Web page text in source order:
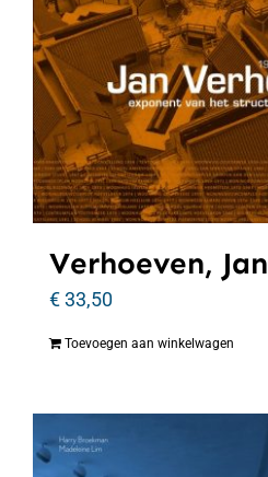
Verhoeven, Jan
€33,50
Toevoegen aan winkelwagen